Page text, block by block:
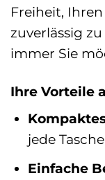
Freiheit,
zuverlässig
immer Sie
Ihre Vorteile
jede
Einfache